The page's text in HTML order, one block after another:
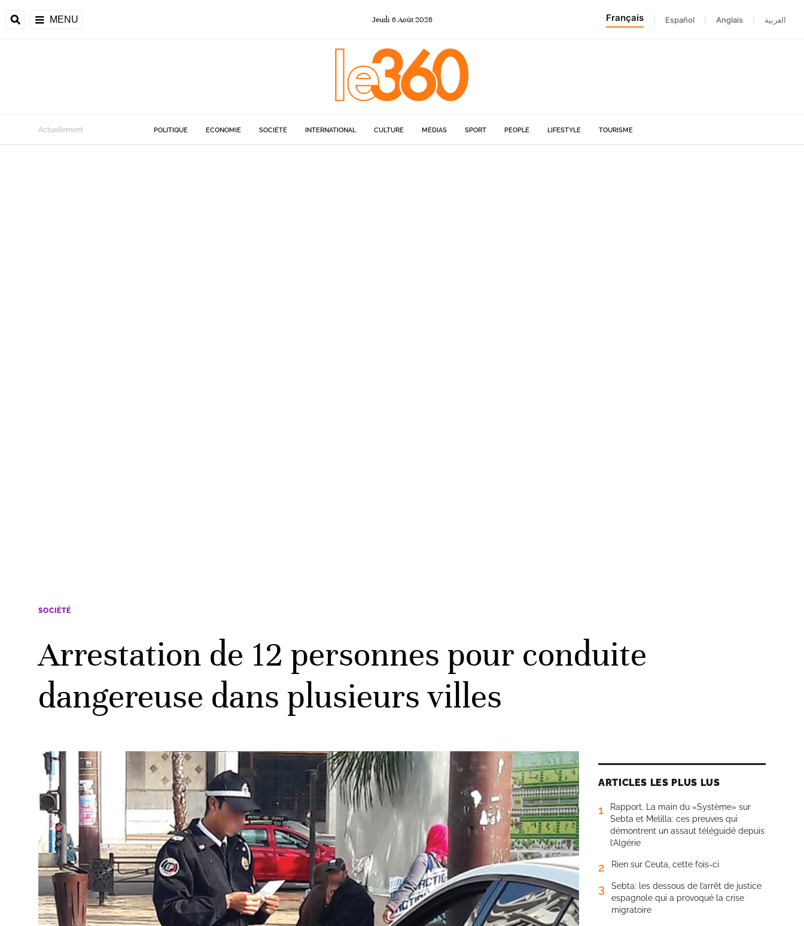
MENU Jeudi 6Août 2026 Français Español Anglais العربية
Actuellement POLITIQUE ECONOMIE SOCIÉTÉ INTERNATIONAL CULTURE MÉDIAS SPORT PEOPLE LIFESTYLE TOURISME
SOCIÉTÉ
Arrestation de 12 personnes pour conduite
dangereuse dans plusieurs villes
ARTICLES LES PLUS LUS
1
Rapport. La main du «Système» sur
Sebta et Melilla: ces preuves qui
démontrent un assaut téléguidé depuis
l’Algérie
2 Rien sur Ceuta, cette fois-ci
3
Sebta: les dessous de l’arrêt de justice
espagnole qui a provoqué la crise
migratoire